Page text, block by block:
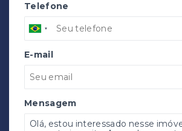
Telefone
E-mail
Mensagem